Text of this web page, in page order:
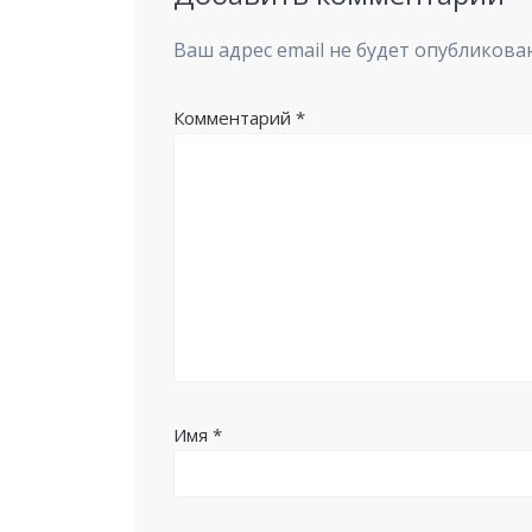
Ваш адрес email не будет
Комментарий*
Имя*